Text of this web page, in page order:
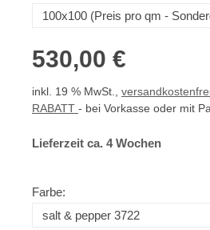
530,00 €
inkl. 19 % MwSt.,
RABATT - bei Vorkasse oder mit
Lieferzeit ca. 4 Wochen
Farbe: